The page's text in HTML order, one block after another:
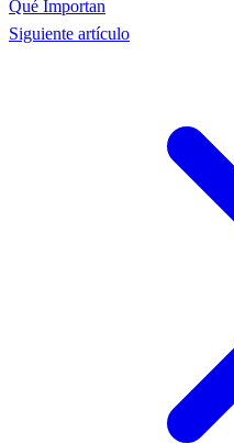
Qué Importan
Siguiente artículo